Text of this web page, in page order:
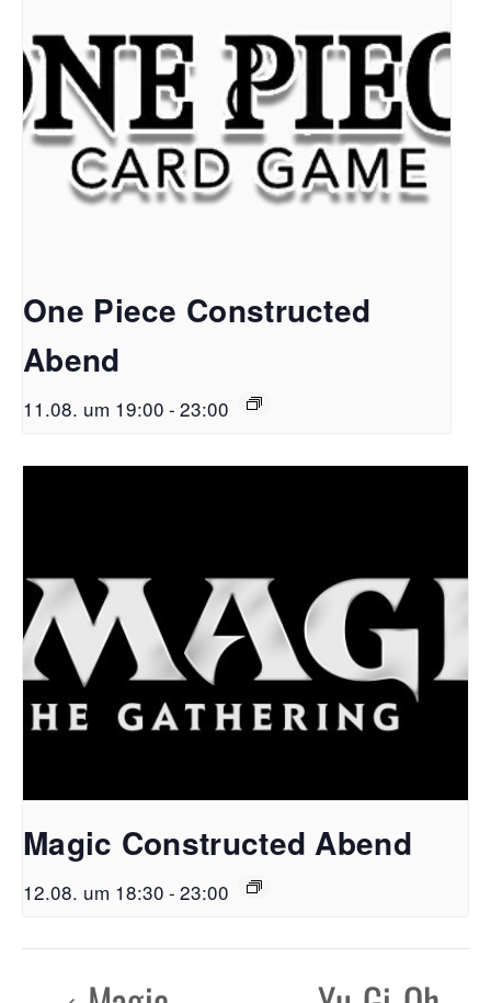
One Piece Constructed
Abend
11.08. um 19:00 - 23:00
Magic Constructed Abend
12.08. um 18:30 - 23:00